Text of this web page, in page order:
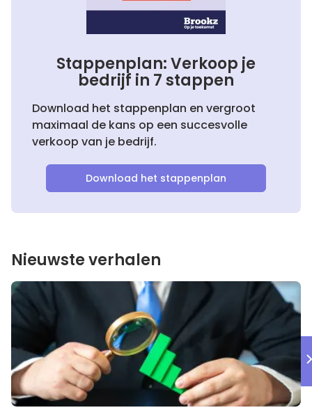
Stappenplan: Verkoop je
bedrijf in 7 stappen
Download het stappenplan en vergroot
maximaal de kans op een succesvolle
verkoop van je bedrijf.
Download het stappenplan
Nieuwste verhalen